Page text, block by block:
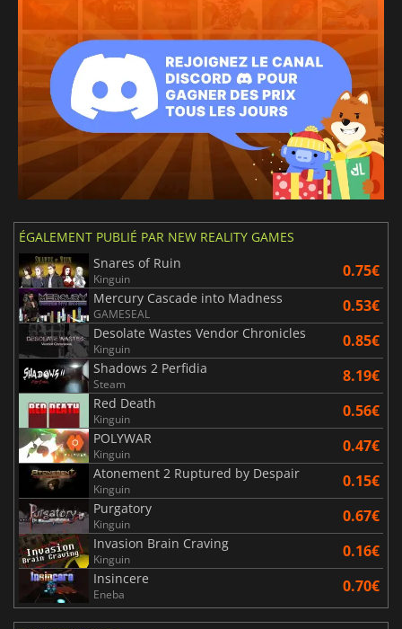
ÉGALEMENT PUBLIÉ PAR NEW REALITY GAMES
Snares of Ruin
Kinguin 0.75€
Mercury Cascade into Madness
GAMESEAL 0.53€
Desolate Wastes Vendor Chronicles
Kinguin 0.85€
Shadows 2 Perfidia
Steam 8.19€
Red Death
Kinguin 0.56€
POLYWAR
Kinguin 0.47€
Atonement 2 Ruptured by Despair
Kinguin 0.15€
Purgatory
Kinguin 0.67€
Invasion Brain Craving
Kinguin 0.16€
Insincere
Eneba 0.70€